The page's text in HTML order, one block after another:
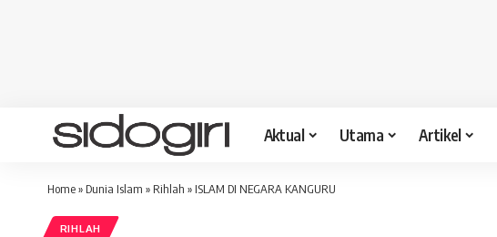
Aktual Utama Artikel
Home» Dunia Islam » Rihlah » ISLAM DI NEGARA KANGURU
RIHLAH